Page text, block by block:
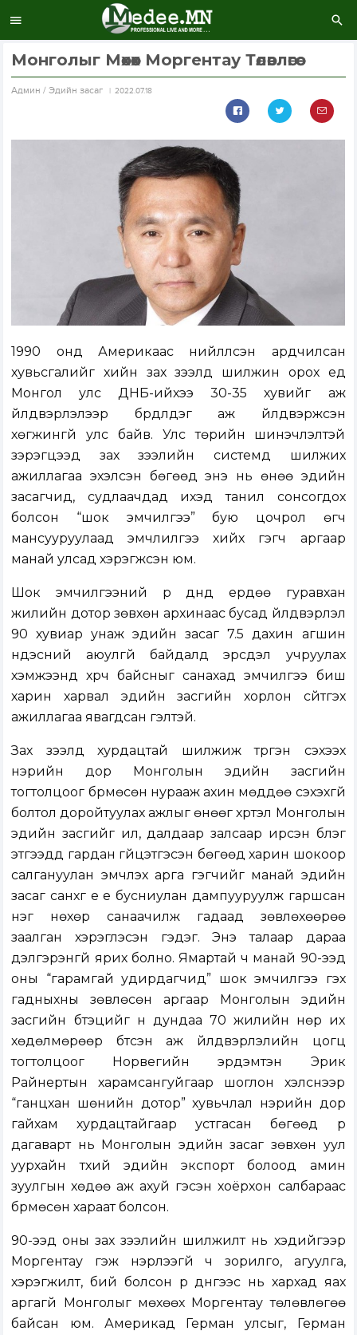
Монголыг Мөхөөх Моргентау Төлөвлөгөө
Aдмин / Эдийн засаг 2022.07.18
1990 онд Америкаас нийлүүлсэн ардчилсан
хувьсгалийг хийн зах зээлд шилжин орох үед
Монгол улс ДНБ-ийхээ 30-35 хувийг аж
үйлдвэрлэлээр бүрдүүлдэг аж үйлдвэржсэн
хөгжингүй улс байв. Улс төрийн шинэчлэлтэй
зэрэгцээд зах зээлийн системд шилжих
ажиллагаа эхэлсэн бөгөөд энэ нь өнөө эдийн
засагчид, судлаачдад ихэд танил сонсогдох
болсон “шок эмчилгээ” бую цочрол өгч
мансууруулаад эмчлилгээ хийх гэгч аргаар
манай улсад хэрэгжсэн юм.
Шок эмчилгээний үр дүнд ердөө гуравхан
жилийн дотор зөвхөн архинаас бусад үйлдвэрлэл
90 хувиар унаж эдийн засаг 7.5 дахин агшин
үндэсний аюулгүй байдалд эрсдэл учруулах
хэмжээнд хүрч байсныг санахад эмчилгээ биш
харин харвал эдийн засгийн хорлон сүйтгэх
ажиллагаа явагдсан гэлтэй.
Зах зээлд хурдацтай шилжиж түргэн сэхээх
нэрийн дор Монголын эдийн засгийн
тогтолцоог бүрмөсөн нурааж ахин мөддөө сэхэхгүй
болтол доройтуулах ажлыг өнөөг хүртэл Монголын
эдийн засгийг ил, далдаар залсаар ирсэн бүлэг
этгээдүүд гардан гүйцэтгэсэн бөгөөд харин шокоор
салгануулан эмчлэх арга гэгчийг манай эдийн
засаг санхүүг үе үе бусниулан дампууруулж гаршсан
нэг нөхөр санаачилж гадаад зөвлөхөөрөө
заалган хэрэглэсэн гэдэг. Энэ талаар дараа
дэлгэрэнгүй ярих болно. Ямартай ч манай 90-ээд
оны “гарамгай удирдагчид” шок эмчилгээ гэх
гадныхны зөвлөсөн аргаар Монголын эдийн
засгийн бүтэцийг үүн дундаа 70 жилийн нөр их
хөдөлмөрөөр бүтсэн аж үйлдвэрлэлийн цогц
тогтолцоог Норвегийн эрдэмтэн Эрик
Райнертын харамсангуйгаар шоглон хэлснээр
“ганцхан шөнийн дотор” хувьчлал нэрийн дор
гайхам хурдацтайгаар устгасан бөгөөд үр
дагаварт нь Монголын эдийн засаг зөвхөн уул
уурхайн түүхий эдийн экспорт болоод амин
зуулгын хөдөө аж ахуй гэсэн хоёрхон салбараас
бүрмөсөн хараат болсон.
90-ээд оны зах зээлийн шилжилт нь хэдийгээр
Моргентау гэж нэрлээгүй ч зорилго, агуулга,
хэрэгжилт, бий болсон үр дүнгээс нь хархад яах
аргагүй Монголыг мөхөөх Моргентау төлөвлөгөө
байсан юм. Америкад Герман улсыг, Герман